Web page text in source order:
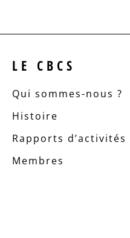
LE CBCS
Qui sommes-nous ?
Histoire
Rapports d’activités
Membres